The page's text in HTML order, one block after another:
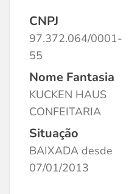
CNPJ
97.372.064/0001-
55
Nome Fantasia
KUCKEN HAUS
CONFEITARIA
Situação
BAIXADA desde
07/01/2013